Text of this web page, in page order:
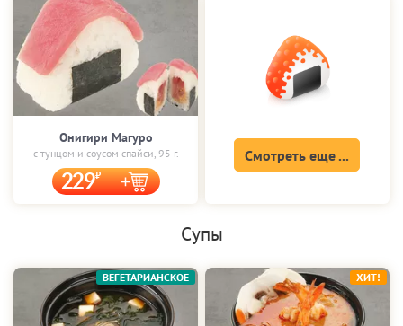
Онигири Магуро
с тунцом и соусом спайси, 95 г.
229
Смотреть еще ...
Супы
ВЕГЕТАРИАНСКОЕ ХИТ!